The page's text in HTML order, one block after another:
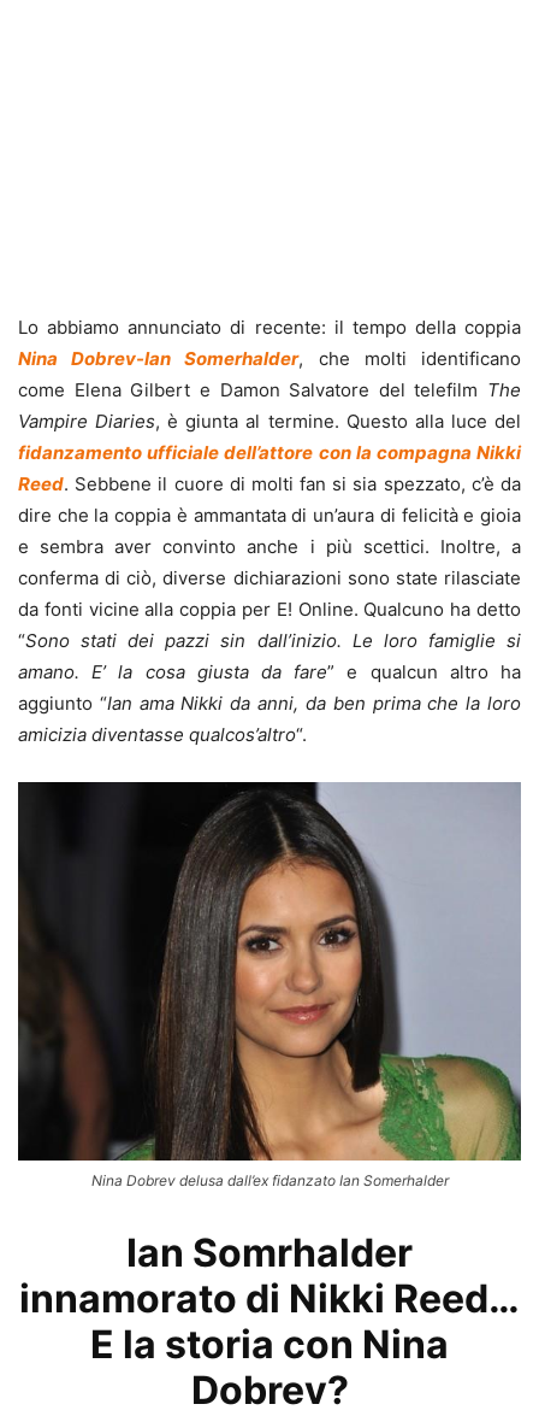
Lo abbiamo annunciato di recente: il tempo della coppia
Nina Dobrev-Ian Somerhalder, che molti identificano
come Elena Gilbert e Damon Salvatore del telefilm The
Vampire Diaries, è giunta al termine. Questo alla luce del
fidanzamento ufficiale dell’attore con la compagna Nikki
Reed. Sebbene il cuore di molti fan si sia spezzato, c’è da
dire che la coppia è ammantata di un’aura di felicità e gioia
e sembra aver convinto anche i più scettici. Inoltre, a
conferma di ciò, diverse dichiarazioni sono state rilasciate
da fonti vicine alla coppia per E! Online. Qualcuno ha detto
“Sono stati dei pazzi sin dall’inizio. Le loro famiglie si
amano. E’ la cosa giusta da fare” e qualcun altro ha
aggiunto “Ian ama Nikki da anni, da ben prima che la loro
amicizia diventasse qualcos’altro“.
Nina Dobrev delusa dall’ex fidanzato Ian Somerhalder
Ian Somrhalder
innamorato di Nikki Reed…
E la storia con Nina
Dobrev?